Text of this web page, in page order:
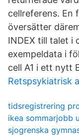
cellreferens. En
översätter
INDEX till talet i
exempeldata i
cell A1 i ett nytt
Retspsykiatrisk
tidsregistrering
ikea sommarjobb
sjogrenska